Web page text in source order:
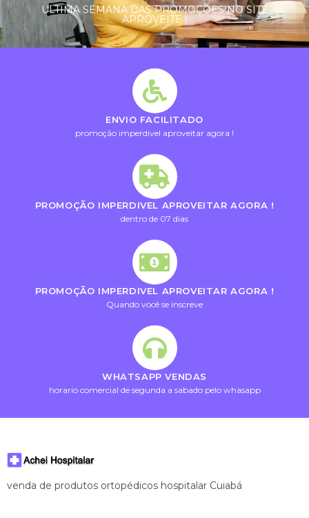
ULTIMA SEMANA DAS PROMOÇÕES NO SITE
APROVEITE !
ENVIO FACILITADO
promoção imperdivel aproveitar agora !
PROMOÇÃO IMPERDIVEL APROVEITAR AGORA !
dentro de 07 dias
PROMOÇÃO IMPERDIVEL APROVEITAR AGORA !
Quando você se inscreve
WHATSAPP VENDAS
horario comercial de segunda a sabado pelo whasapp
venda de produtos ortopédicos hospitalar Cuiabá